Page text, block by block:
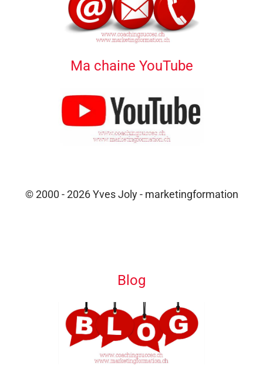
Ma chaine YouTube
© 2000 - 2026 Yves Joly - marketingformation
Blog